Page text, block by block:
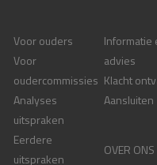
Voor ouders
Voor
oudercommissies
Analyses
uitspraken
Eerdere
uitspraken
Informatie
advies
Klacht
Aansluiten
OVER ONS